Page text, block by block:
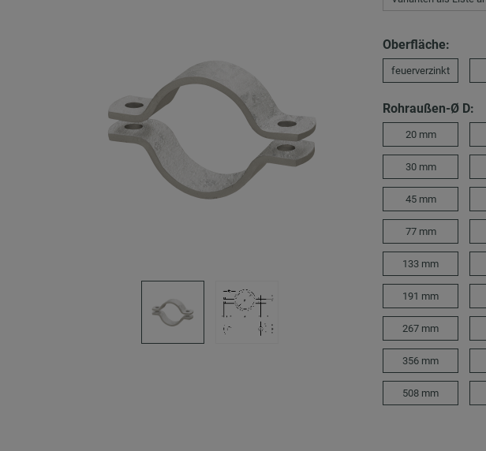
Oberfläche:
feuerverzinkt
Rohraußen-Ø D:
20 mm
30 mm
45 mm
77 mm
133 mm
191 mm
267 mm
356 mm
508 mm